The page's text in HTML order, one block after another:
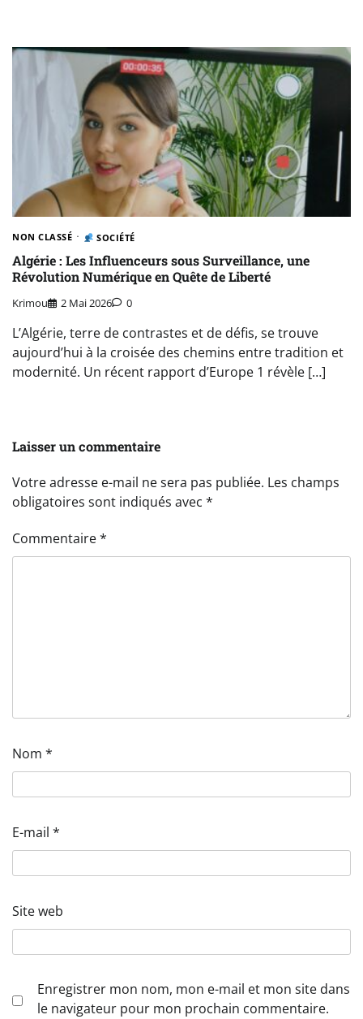
NON CLASSÉ SOCIÉTÉ
Algérie : Les Influenceurs sous Surveillance, une
Révolution Numérique en Quête de Liberté
Krimou 2 Mai 2026 0
L’Algérie, terre de contrastes et de défis, se trouve
aujourd’hui à la croisée des chemins entre tradition et
modernité. Un récent rapport d’Europe 1 révèle […]
Laisser un commentaire
Votre adresse e-mail ne sera pas publiée. Les champs
obligatoires sont indiqués avec *
Commentaire*
Nom *
E-mail *
Site web
Enregistrer mon nom, mon e-mail et mon site dans
le navigateur pour mon prochain commentaire.